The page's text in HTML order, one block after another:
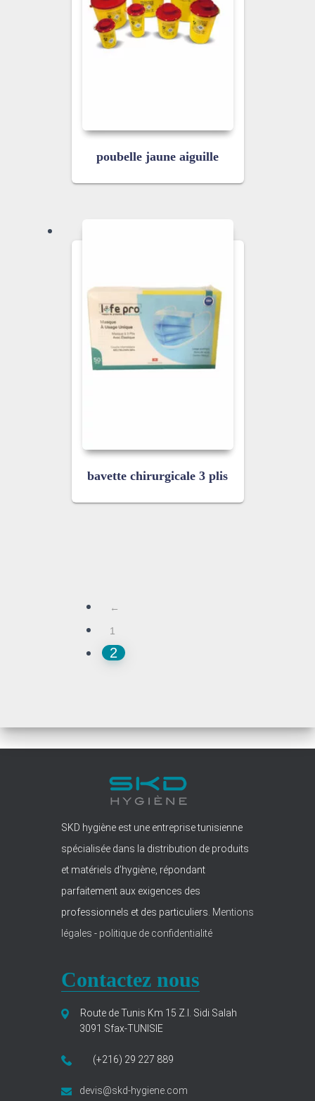
poubelle jaune aiguille
bavette chirurgicale 3 plis
←
1
2
SKD hygiène est une entreprise tunisienne
spécialisée dans la distribution de produits
et matériels d’hygiène, répondant
parfaitement aux exigences des
professionnels et des particuliers. Mentions
légales -politique de confidentialité
Contactez nous
Route de Tunis Km 15 Z.I. Sidi Salah
3091 Sfax-TUNISIE
(+216) 29 227 889
devis@skd-hygiene.com